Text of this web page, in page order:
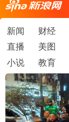
新闻 财经
直播
美图
小说
教育